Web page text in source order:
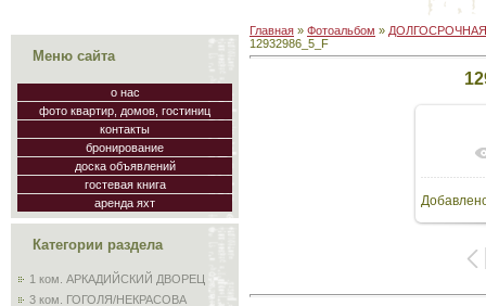
Меню сайта
о нас
фото квартир, домов, гостиниц
контакты
бронирование
доска объявлений
гостевая книга
аренда яхт
Категории раздела
1 ком. АРКАДИЙСКИЙ ДВОРЕЦ
3 ком. ГОГОЛЯ/НЕКРАСОВА
Главная » Фотоальбом »
12932986_5_F